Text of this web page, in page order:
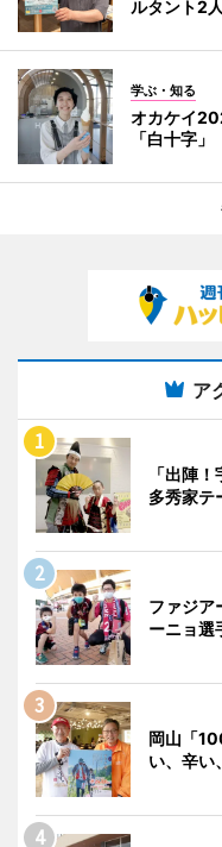
ルタント2
学ぶ・知る
オカケイ
「白十字」
ア
「出陣
多秀家テ
ファジ
ーニョ選
岡山「
い、辛い